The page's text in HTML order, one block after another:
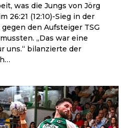
was die Jungs von Jörg
26:21 (12:10)-Sieg in der
den Aufsteiger TSG
„Das war eine
uns.“ bilanzierte der